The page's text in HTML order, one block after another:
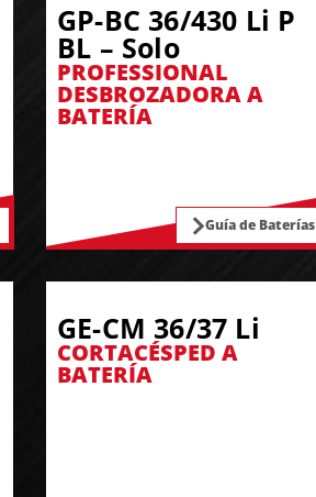
GP-BC 36/430 Li P
BL – Solo
PROFESSIONAL
DESBROZADORA A
BATERÍA
Guía de Baterías
GE-CM 36/37 Li
CORTACÉSPED A
BATERÍA